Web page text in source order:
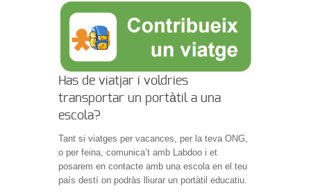
Has de viatjar i voldries
transportar un portàtil a una
escola?
Tant si viatges per vacances, per la teva ONG,
o per feina, comunica’t amb Labdoo i et
posarem en contacte amb una escola en el teu
país destí on podràs lliurar un portàtil educatiu.